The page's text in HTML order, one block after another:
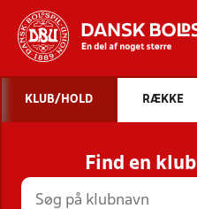
STILLINGER,
KLUB/HOLD RÆKKE
Find en